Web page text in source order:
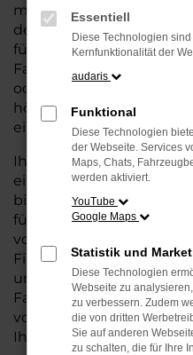
modernen Technik,
dem stilvollen Design ist
für jeden, der ein
Fahrzeug möchte. Egal,
oder längere Fahrten –
höchsten Fahrkomfort,
eine herausragende
Ihr Audi Autohaus in
einer breiten Auswahl
bietet Ihnen
für Sie passende
von zusätzlichen
und der
Fahrzeugs. Besuchen
von unseren Experten
Ihnen den perfekten
Essentiell
Diese Technologien
Kernfunktionalität der
audaris
Funktional
Diese Technologien
der Webseite. Services
Maps, Chats,
werden aktiviert.
YouTube
Google Maps
Statistik und
Diese Technologien
Webseite zu
zu verbessern. Zudem
die von dritten
Sie auf anderen
zu schalten, die für Ihre